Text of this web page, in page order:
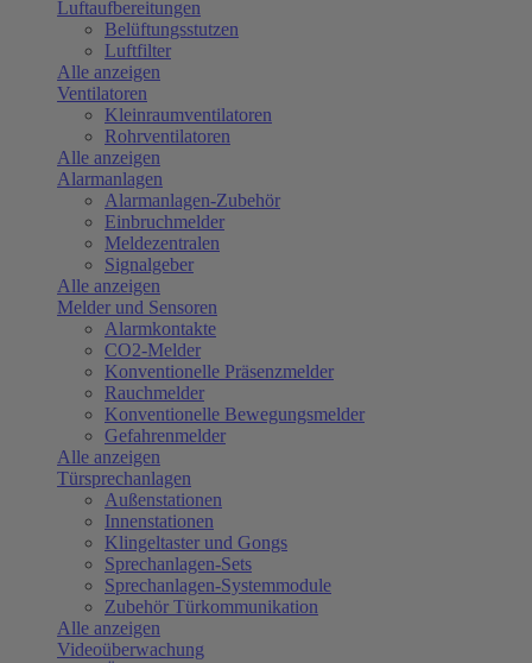
Luftaufbereitungen
Belüftungsstutzen
Luftfilter
Alle anzeigen
Ventilatoren
Kleinraumventilatoren
Rohrventilatoren
Alle anzeigen
Alarmanlagen
Alarmanlagen-Zubehör
Einbruchmelder
Meldezentralen
Signalgeber
Alle anzeigen
Melder und Sensoren
Alarmkontakte
CO2-Melder
Konventionelle Präsenzmelder
Rauchmelder
Konventionelle Bewegungsmelder
Gefahrenmelder
Alle anzeigen
Türsprechanlagen
Außenstationen
Innenstationen
Klingeltaster und Gongs
Sprechanlagen-Sets
Sprechanlagen-Systemmodule
Zubehör Türkommunikation
Alle anzeigen
Videoüberwachung